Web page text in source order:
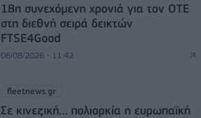
18η συνεχόμενη χρονιά για τον ΟΤΕ
στη διεθνή σειρά δεικτών
FTSE4Good
06/08/2026 - 11:42
fleetnews.gr
Σε κινεζική… πολιορκία η ευρωπαϊκή